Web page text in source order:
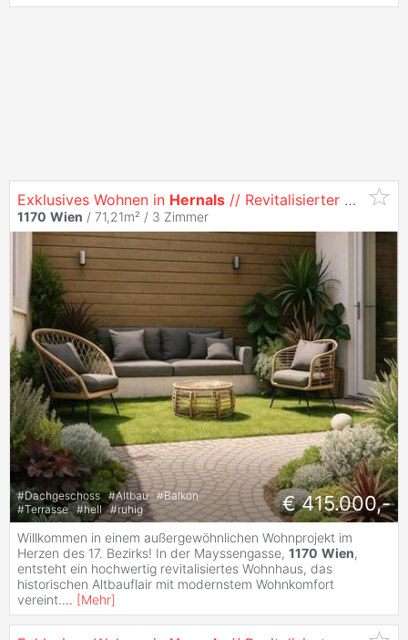
Exklusives Wohnen in Hernals // Revitalisierter Altbau Luftwärmepumpe, Klimaanlage // – Exklusive Dachgeschosswohnungen mit Südwest-Terrassen in 11...
1170 Wien / 71,21m² / 3 Zimmer
#Dachgeschoss #Altbau #Balkon
#Terrasse #hell #ruhig € 415.000,-
Willkommen in einem außergewöhnlichen Wohnprojekt im
Herzen des 17. Bezirks! In der Mayssengasse, 1170 Wien,
entsteht ein hochwertig revitalisiertes Wohnhaus, das
historischen Altbauflair mit modernstem Wohnkomfort
vereint.... [Mehr]